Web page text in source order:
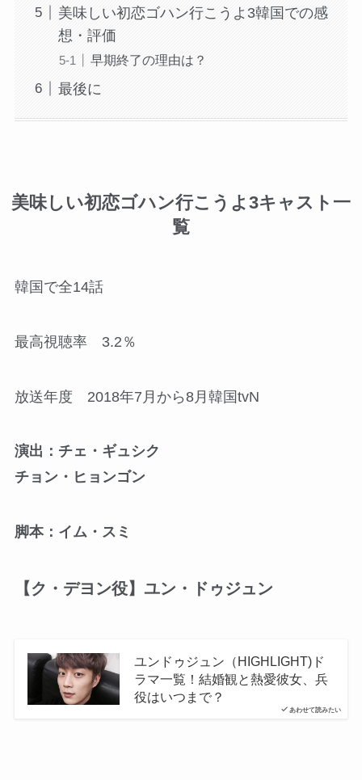
美味しい初恋ゴハン行こうよ3韓国での感
想・評価
早期終了の理由は？
最後に
美味しい初恋ゴハン行こうよ3キャスト一
覧
韓国で全14話
最高視聴率 3.2％
放送年度 2018年7月から8月韓国tvN
演出：チェ・ギュシク
チョン・ヒョンゴン
脚本：イム・スミ
【ク・デヨン役】ユン・ドゥジュン
あわせて読みたい
ユンドゥジュン（HIGHLIGHT)ド
ラマ一覧！結婚観と熱愛彼女、兵
役はいつまで？